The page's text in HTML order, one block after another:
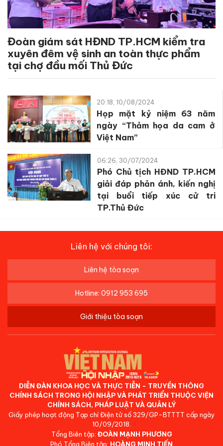
Đoàn giám sát HĐND TP.HCM kiểm tra
xuyên đêm vệ sinh an toàn thực phẩm
tại chợ đầu mối Thủ Đức
20:18, 10/08/2024
Họp mặt kỷ niệm 63 năm
ngày “Thảm họa da cam ở
Việt Nam”
06:26, 30/07/2024
Phó Chủ tịch HĐND TP.HCM
giải đáp phản ánh, kiến nghị
tại buổi tiếp xúc cử tri
TP.Thủ Đức
Liên hệ với chúng tôi:
Liên hệ tòa soạn
Hotline: 0912 953 695
Giới thiệu tòa soạn
DIỄN ĐÀN KHOA HỌC VÀ THỰC TIỄN - TRUYỀN THÔNG
CHÍNH SÁCH TRONG HỘI NHẬP VÀ PHÁT TRIỂN THUỘC VIỆN
CHÍNH SÁCH, PHÁP LUẬT VÀ QUẢN LÝ
Giấy phép hoạt động Tạp chí Điện tử số 329/GP-BTTTT cấp ngày
10/09/2018.
Tổng Biên tập: ĐOÀN MẠNH PHƯƠNG
Phó Tổng Biên tập: HOÀNG MINH TIẾN